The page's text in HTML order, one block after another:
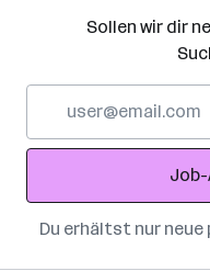
Sollen wir dir
Adresse
Job-
Du erhältst nur